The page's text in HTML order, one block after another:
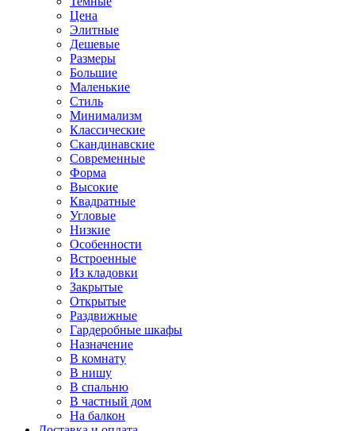
Цена
Элитные
Дешевые
Размеры
Большие
Маленькие
Стиль
Минимализм
Классические
Скандинавские
Современные
Форма
Высокие
Квадратные
Угловые
Низкие
Особенности
Встроенные
Из кладовки
Закрытые
Открытые
Раздвижные
Гардеробные шкафы
Назначение
В комнату
В нишу
В спальню
В частный дом
На балкон